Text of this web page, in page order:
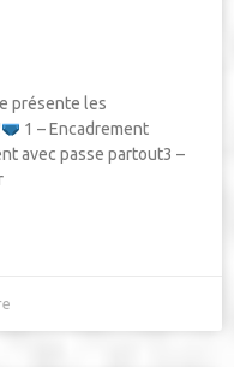
présente les
1 – Encadrement
avec passe partout3 –